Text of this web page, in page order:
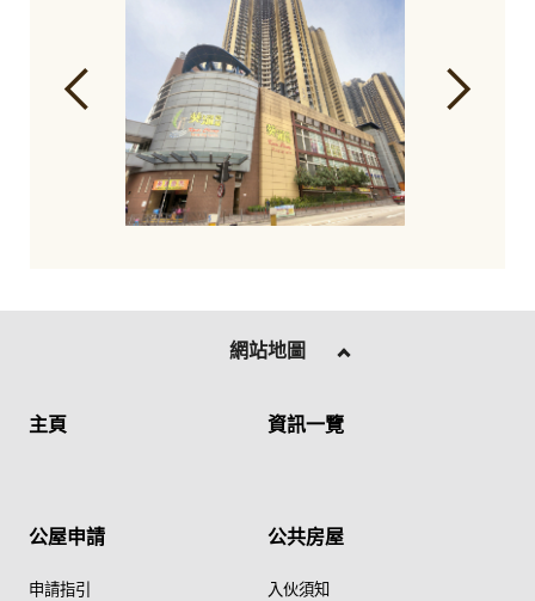
網站地圖
主頁 資訊一覽
公屋申請
申請指引
公共房屋
入伙須知